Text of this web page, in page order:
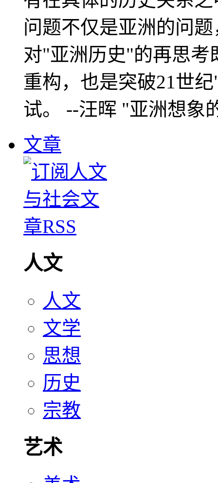
问题不仅是亚洲的问
对"亚洲历史"的再思考
重构，也是突破21世
试。 --汪晖 "亚洲想象
文章
人文
人文
文学
思想
历史
宗教
艺术